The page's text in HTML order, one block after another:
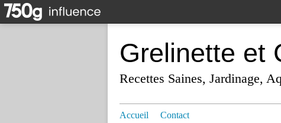
Grelinette et
Recettes Saines, Jardinage,
Accueil Contact